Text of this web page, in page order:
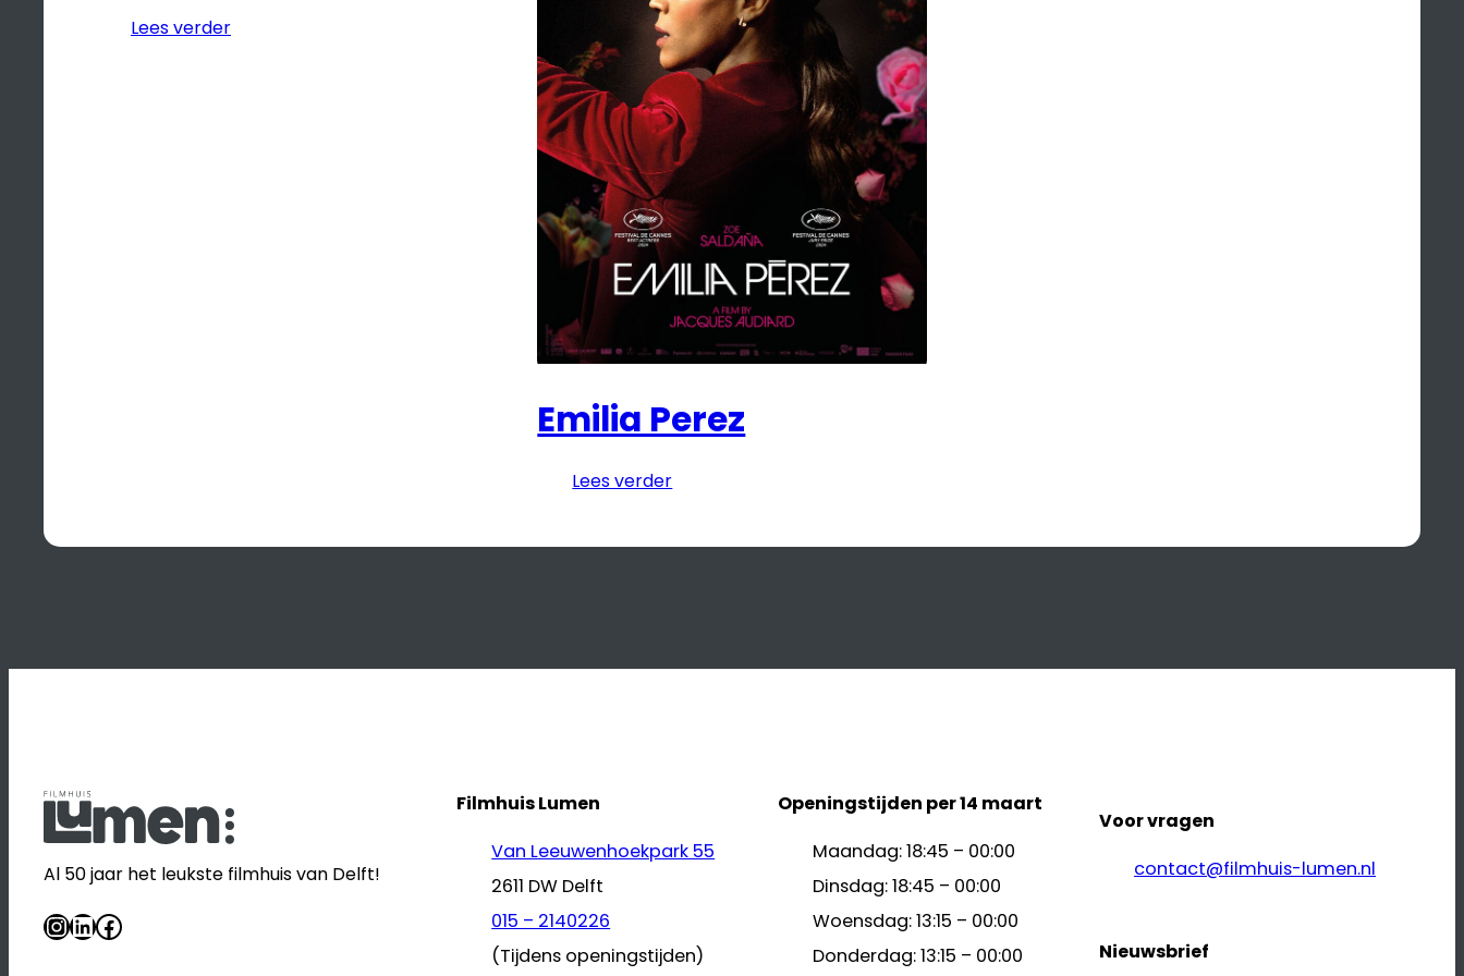
Lees verder
Emilia Perez
Lees verder
Al 50 jaar het leukste filmhuis van Delft!
InstagramLinkedIn Facebook
Filmhuis Lumen
Van Leeuwenhoekpark 55
2611 DW Delft
015 – 2140226
(Tijdens openingstijden)
Openingstijden per 14 maart
Maandag: 18:45 – 00:00
Dinsdag: 18:45 – 00:00
Woensdag: 13:15 – 00:00
Donderdag: 13:15 – 00:00
Voor vragen
contact@filmhuis-lumen.nl
Nieuwsbrief